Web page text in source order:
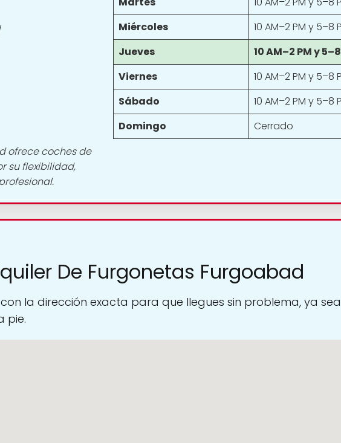
ofrece coches de
su flexibilidad,
Miércoles
10 AM–2 PM y 5–8
Jueves
10 AM–2 PM y
Viernes
10 AM–2 PM y 5–8
Sábado
10 AM–2 PM y 5–8
Domingo
Cerrado
De Furgonetas Furgoabad
la dirección exacta para que llegues sin problema, ya
pie.